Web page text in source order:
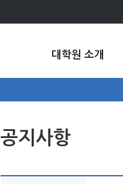
대학원 소개
공지사항